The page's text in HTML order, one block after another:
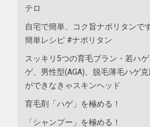
テロ
自宅で簡単、コク旨ナポリタンで
簡単レシピ #ナポリタン
スッキリ5つの育毛プラン・若ハ
ゲ、男性型(AGA)、脱毛薄毛ハゲ
ができなきゃスキンヘッド
育毛剤「ハゲ」を極める！
「シャンプー」を極める！